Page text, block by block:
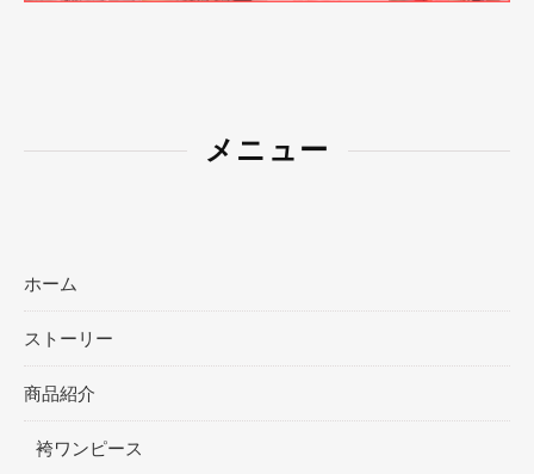
メニュー
ホーム
ストーリー
商品紹介
袴ワンピース